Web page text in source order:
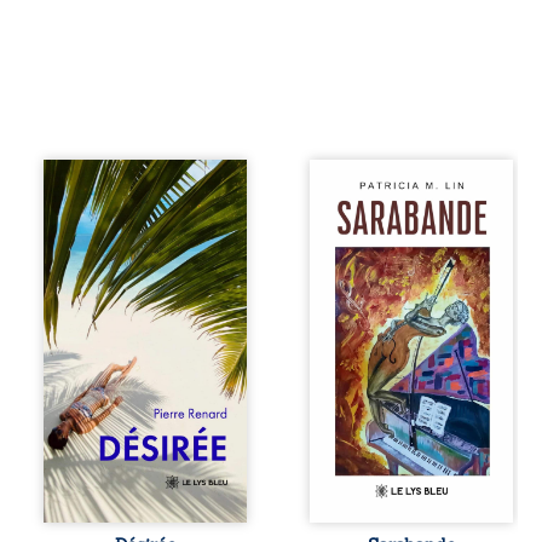
Au réveil, Pierre,
jeune retraité,
découvre qu’il est
devenu une
séduisante femme
métissée de trente
ans. À peine a-t-il
commencé à
apprivoiser ce
nouveau corps
qu’Ange surgit
dans sa vie et fait
vaciller toutes ses
certitudes. Entre
eux, l’attirance est
immédiate,
brûlante jusqu’à
ce qu’un secret
Aux chants
crépitants de l’été,
Sous le silence
ouaté de la neige
en hiver, Au cours
de nuits pâles,
Dans la clarté
bienveillante de la
lune, Rêves,
pensées, révoltes
et espoirs… Des
mots s’assemblent,
colorés, rebelles
aux règles de la
poésie, mais
chantant en
forment une